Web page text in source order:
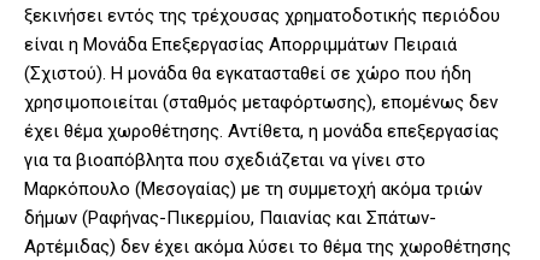
ξεκινήσει εντός της τρέχουσας χρηματοδοτικής περιόδου
είναι η Μονάδα Επεξεργασίας Απορριμμάτων Πειραιά
(Σχιστού). Η μονάδα θα εγκατασταθεί σε χώρο που ήδη
χρησιμοποιείται (σταθμός μεταφόρτωσης), επομένως δεν
έχει θέμα χωροθέτησης. Αντίθετα, η μονάδα επεξεργασίας
για τα βιοαπόβλητα που σχεδιάζεται να γίνει στο
Μαρκόπουλο (Μεσογαίας) με τη συμμετοχή ακόμα τριών
δήμων (Ραφήνας-Πικερμίου, Παιανίας και Σπάτων-
Αρτέμιδας) δεν έχει ακόμα λύσει το θέμα της χωροθέτησης